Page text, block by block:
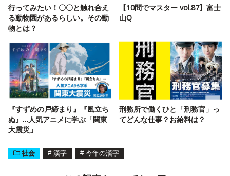
行ってみたい！〇〇と触れ合え
る動物園があるらしい。その動
物とは？
【10問でマスター vol.87】富士
山Q
『すずめの戸締まり』『風立ち
ぬ』…人気アニメに学ぶ「関東
大震災」
刑務所で働くひと「刑務官」っ
てどんな仕事？お給料は？
社会 # 漢字 # 今年の漢字